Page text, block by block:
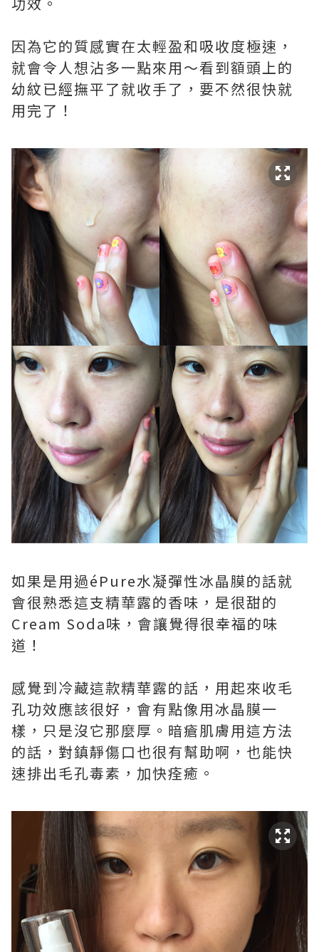
因為它的質感實在太輕盈和吸收度極速，
就會令人想沾多一點來用～看到額頭上的
幼紋已經撫平了就收手了，要不然很快就
用完了！
如果是用過éPure水凝彈性冰晶膜的話就
會很熟悉這支精華露的香味，是很甜的
Cream Soda味，會讓覺得很幸福的味
道！
感覺到冷藏這款精華露的話，用起來收毛
孔功效應該很好，會有點像用冰晶膜一
樣，只是沒它那麼厚。暗瘡肌膚用這方法
的話，對鎮靜傷口也很有幫助啊，也能快
速排出毛孔毒素，加快痊癒。